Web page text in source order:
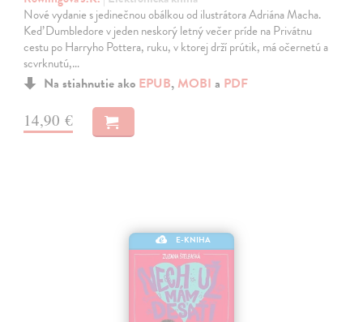
Nové vydanie s jedinečnou obálkou od ilustrátora Adriána Macha.
Keď Dumbledore v jeden neskorý letný večer príde na Privátnu
cestu po Harryho Pottera, ruku, v ktorej drží prútik, má očernetú a
scvrknutú,…
Na stiahnutie ako EPUB, MOBI a PDF
14,90 €
E-KNIHA